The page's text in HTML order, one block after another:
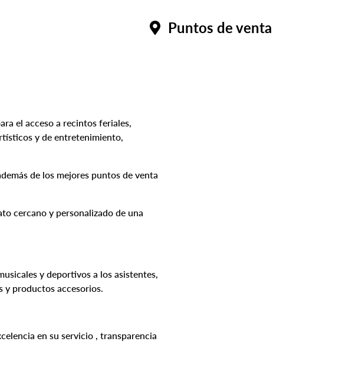
Puntos de venta
el acceso a recintos feriales,
y de entretenimiento,
de los mejores puntos de venta
cercano y personalizado de una
y deportivos a los asistentes,
y productos accesorios.
en su servicio , transparencia